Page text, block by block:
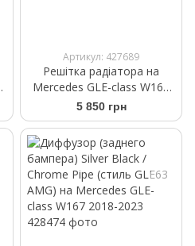
Артикул: 427689
Решітка радіатора на
Mercedes GLE-class W167
2018-2023 GT Normal Black
5 850 грн